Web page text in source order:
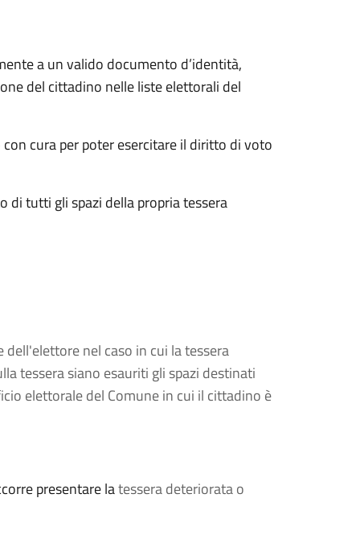
a un valido documento d’identità,
del cittadino nelle liste elettorali del
cura per poter esercitare il diritto di voto
tutti gli spazi della propria tessera
dell'elettore nel caso in cui la tessera
tessera siano esauriti gli spazi destinati
elettorale del Comune in cui il cittadino è
presentare latessera deteriorata o